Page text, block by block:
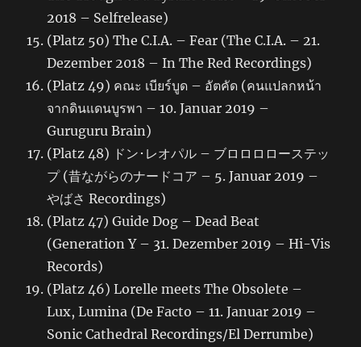
2018 – Selfrelease)
(Platz 50) The C.I.A. – Fear (The C.I.A. – 21.
Dezember 2018 – In The Red Recordings)
(Platz 49) คณะ เบียร์บูด – อัตคัด (คนแปลกหน้า
จากดินแดนบูรพา – 10. Januar 2019 –
Guruguru Brain)
(Platz 48) ドン･レオパル – ブロロロローステッ
プ (昔ながらのナードコア – 5. Januar 2019 –
やばさ Recordings)
(Platz 47) Guide Dog – Dead Beat
(Generation Y – 31. Dezember 2019 – Hi-Vis
Records)
(Platz 46) Lorelle meets The Obsolete –
Lux, Lumina (De Facto – 11. Januar 2019 –
Sonic Cathedral Recordings/El Derrumbe)